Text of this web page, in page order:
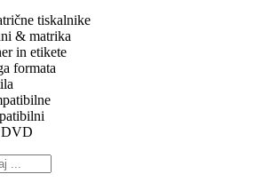
tiskalnike
& matrika
in etikete
formata